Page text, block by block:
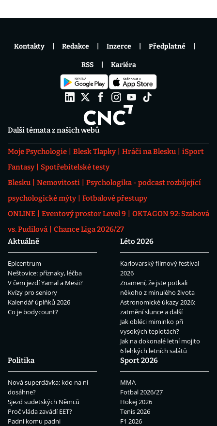
Další témata z našich webů
Moje Psychologie Blesk Tlapky Hráči na Blesku
iSport
Fantasy
Spotřebitelské testy
Blesku
Nemovitosti
Psychologika - podcast rozbíjející
psychologické mýty
Fotbalové přestupy
ONLINE
Eventový prostor Level 9
OKTAGON 92: Szabová
vs. Pudilová
Chance Liga 2026/27
Aktuálně
Epicentrum
Neštovice: příznaky, léčba
V čem jezdí Yamal a Mesii?
Kvízy pro seniory
Kalendář úplňků 2026
Co je bodycount?
Léto 2026
Karlovarský filmový festival
2026
Znamení, že jste potkali
někoho z minulého života
Astronomické úkazy 2026:
zatmění slunce a další
Jak obléci miminko při
vysokých teplotách?
Jak na dokonalé letní mojito
6 lehkých letních salátů
Politika
Nová superdávka: kdo na ní
dosáhne?
Sjezd sudetských Němců
Proč vláda zavádí EET?
Padni komu padni
Sport 2026
MMA
Fotbal 2026/27
Hokej 2026
Tenis 2026
F1 2026
Kontakty Redakce Inzerce Předplatné
RSS Kariéra